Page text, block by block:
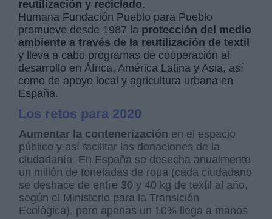
reutilización y reciclado.
Humana Fundación Pueblo para Pueblo
promueve desde 1987 la protección del medio
ambiente a través de la reutilización de textil
y lleva a cabo programas de cooperación al
desarrollo en África, América Latina y Asia, así
como de apoyo local y agricultura urbana en
España.
Los retos para 2020
Aumentar la contenerización en el espacio
público y así facilitar las donaciones de la
ciudadanía. En España se desecha anualmente
un millón de toneladas de ropa (cada ciudadano
se deshace de entre 30 y 40 kg de textil al año,
según el Ministerio para la Transición
Ecológica), pero apenas un 10% llega a manos